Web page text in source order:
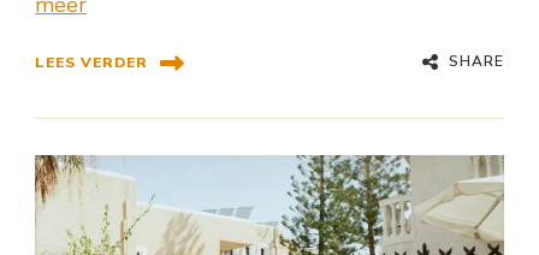
LEES VERDER SHARE